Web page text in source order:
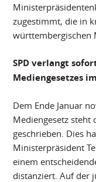
zugestimmt, die in
württembergischen
SPD verlangt
Mediengesetzes
Dem Ende Januar
Mediengesetz steht
geschrieben. Dies
Ministerpräsident
einem
distanziert. Auf der